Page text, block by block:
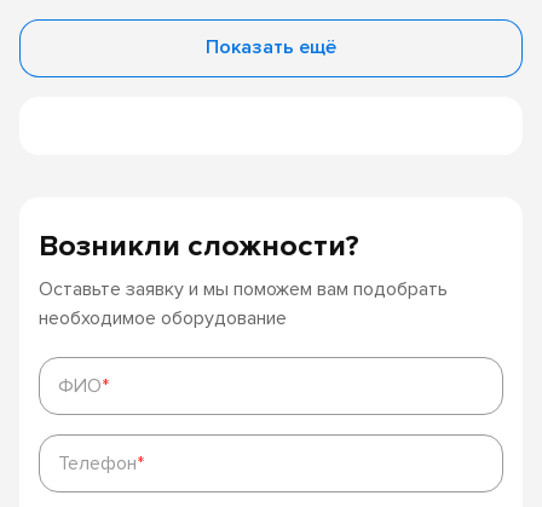
Показать ещё
Возникли сложности?
Оставьте заявку и мы поможем вам подобрать
необходимое оборудование
ФИО*
ФИО*
Телефон*
Телефон*